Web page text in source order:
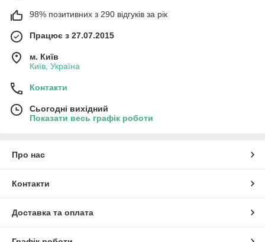
98% позитивних з 290 відгуків за рік
Працює з 27.07.2015
м. Київ
Київ, Україна
Контакти
Сьогодні вихідний
Показати весь графік роботи
Про нас
Контакти
Доставка та оплата